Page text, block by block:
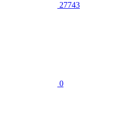
27743
0